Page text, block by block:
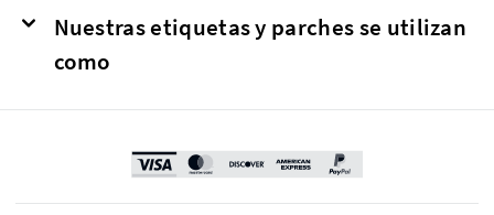
Nuestras etiquetas y parches se utilizan
como